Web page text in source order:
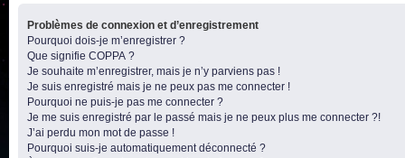
Problèmes de connexion et d’enregistrement
Pourquoi dois-je m’enregistrer ?
Que signifie COPPA ?
Je souhaite m’enregistrer, mais je n’y parviens pas !
Je suis enregistré mais je ne peux pas me connecter !
Pourquoi ne puis-je pas me connecter ?
Je me suis enregistré par le passé mais je ne peux plus me connecter ?!
J’ai perdu mon mot de passe !
Pourquoi suis-je automatiquement déconnecté ?